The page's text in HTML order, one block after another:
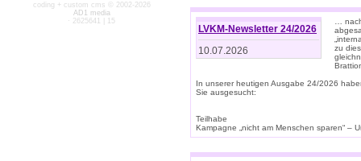
coding + custom cms © 2002-2026
AD1 media
· 2625641 | 15
LVKM-Newsletter 24/2026
10.07.2026
…
zu
In unserer heutigen Ausgabe 24/2026
Sie ausgesucht:
Teilhabe
Kampagne „nicht am Menschen sparen“ –